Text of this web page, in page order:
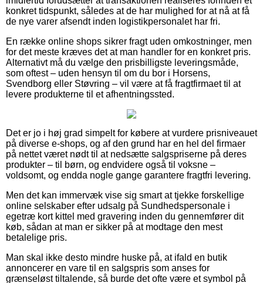
konkret tidspunkt, således at de har mulighed for at nå at få
de nye varer afsendt inden logistikpersonalet har fri.
En række online shops sikrer fragt uden omkostninger, men
for det meste kræves det at man handler for en konkret pris.
Alternativt må du vælge den prisbilligste leveringsmåde,
som oftest – uden hensyn til om du bor i Horsens,
Svendborg eller Støvring – vil være at få fragtfirmaet til at
levere produkterne til et afhentningssted.
Det er jo i høj grad simpelt for købere at vurdere prisniveauet
på diverse e-shops, og af den grund har en hel del firmaer
på nettet været nødt til at nedsætte salgspriserne på deres
produkter – til børn, og endvidere også til voksne –
voldsomt, og endda nogle gange garantere fragtfri levering.
Men det kan immervæk vise sig smart at tjekke forskellige
online selskaber efter udsalg på Sundhedspersonale i
egetræ kort kittel med gravering inden du gennemfører dit
køb, sådan at man er sikker på at modtage den mest
betalelige pris.
Man skal ikke desto mindre huske på, at ifald en butik
annoncerer en vare til en salgspris som anses for
grænseløst tiltalende, så burde det ofte være et symbol på